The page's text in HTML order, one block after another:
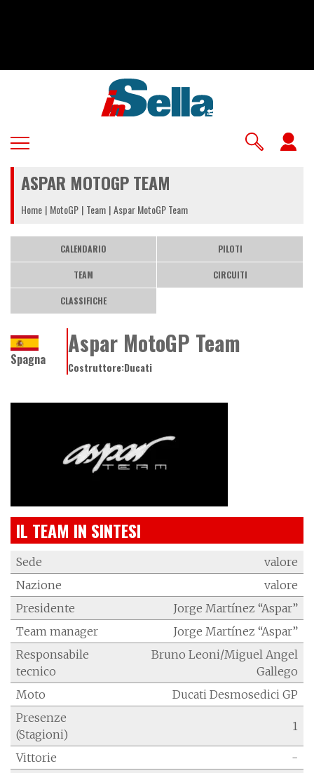
ASPAR MOTOGP TEAM
Home MotoGP Team Aspar MotoGP Team
CALENDARIO PILOTI
TEAM CIRCUITI
CLASSIFICHE
Aspar MotoGP Team
Costruttore:Ducati
Spagna
IL TEAM IN SINTESI
Sede
valore
Nazione
valore
Presidente
Jorge Martínez “Aspar”
Team manager
Jorge Martínez “Aspar”
Responsabile
tecnico
Bruno Leoni/Miguel Angel
Gallego
Moto
Ducati Desmosedici GP
Presenze
(Stagioni)
1
Vittorie
-